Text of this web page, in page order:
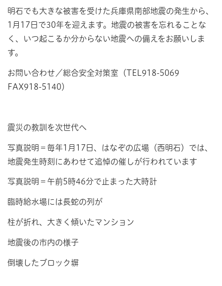
明石でも大きな被害を受けた兵庫県南部地震の発生から、
1月17日で30年を迎えます。地震の被害を忘れることな
く、いつ起こるか分からない地震への備えをお願いしま
す。
お問い合わせ／総合安全対策室（TEL918-5069
FAX918-5140）
震災の教訓を次世代へ
写真説明＝毎年1月17日、はなぞの広場（西明石）では、
地震発生時刻にあわせて追悼の催しが行われています
写真説明＝午前5時46分で止まった大時計
臨時給水場には長蛇の列が
柱が折れ、大きく傾いたマンション
地震後の市内の様子
倒壊したブロック塀